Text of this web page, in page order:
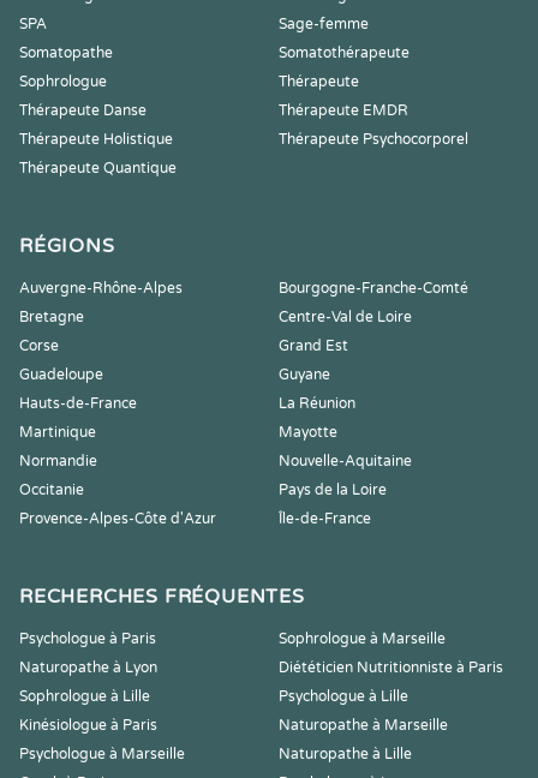
SPA
Sage-femme
Somatopathe
Somatothérapeute
Sophrologue
Thérapeute
Thérapeute Danse
Thérapeute EMDR
Thérapeute Holistique
Thérapeute Psychocorporel
Thérapeute Quantique
RÉGIONS
Auvergne-Rhône-Alpes
Bourgogne-Franche-Comté
Bretagne
Centre-Val de Loire
Corse
Grand Est
Guadeloupe
Guyane
Hauts-de-France
La Réunion
Martinique
Mayotte
Normandie
Nouvelle-Aquitaine
Occitanie
Pays de la Loire
Provence-Alpes-Côte d'Azur
Île-de-France
RECHERCHES FRÉQUENTES
Psychologue à Paris
Sophrologue à Marseille
Naturopathe à Lyon
Diététicien Nutritionniste à Paris
Sophrologue à Lille
Psychologue à Lille
Kinésiologue à Paris
Naturopathe à Marseille
Psychologue à Marseille
Naturopathe à Lille